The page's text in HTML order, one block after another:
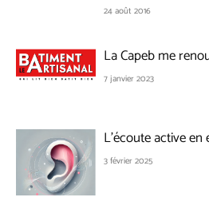
24 août 2016
La Capeb me
7 janvier 2023
L’écoute active
3 février 2025